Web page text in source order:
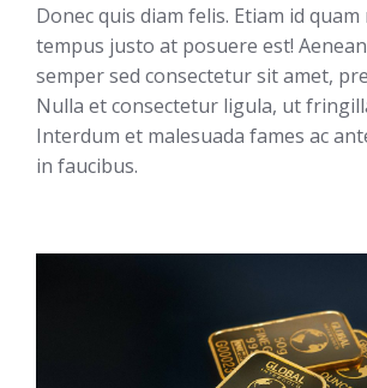
Donec quis diam felis. Etiam id quam
tempus justo at posuere est!
semper sed consectetur sit amet,
Nulla et consectetur ligula, ut
Interdum et malesuada fames ac
in faucibus.